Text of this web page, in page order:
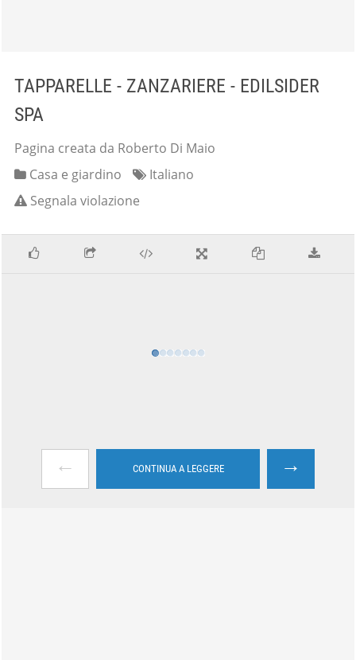
TAPPARELLE - ZANZARIERE - EDILSIDER
SPA
Pagina creata da Roberto Di Maio
Casa e giardino
Italiano
Segnala violazione
← CONTINUA A LEGGERE →